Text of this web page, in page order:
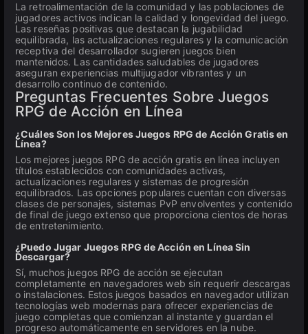
La retroalimentación de la comunidad y las poblaciones de
jugadores activos indican la calidad y longevidad del juego.
Las reseñas positivas que destacan la jugabilidad
equilibrada, las actualizaciones regulares y la comunicación
receptiva del desarrollador sugieren juegos bien
mantenidos. Las cantidades saludables de jugadores
aseguran experiencias multijugador vibrantes y un
desarrollo continuo de contenido.
Preguntas Frecuentes Sobre Juegos
RPG de Acción en Línea
¿Cuáles Son los Mejores Juegos RPG de Acción Gratis en
Línea?
Los mejores juegos RPG de acción gratis en línea incluyen
títulos establecidos con comunidades activas,
actualizaciones regulares y sistemas de progresión
equilibrados. Las opciones populares cuentan con diversas
clases de personajes, sistemas PvP envolventes y contenido
de final de juego extenso que proporciona cientos de horas
de entretenimiento.
¿Puedo Jugar Juegos RPG de Acción en Línea Sin
Descargar?
Sí, muchos juegos RPG de acción se ejecutan
completamente en navegadores web sin requerir descargas
o instalaciones. Estos juegos basados en navegador utilizan
tecnologías web modernas para ofrecer experiencias de
juego completas que comienzan al instante y guardan el
progreso automáticamente en servidores en la nube.